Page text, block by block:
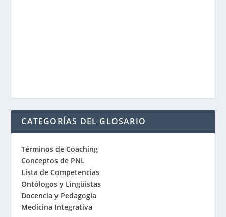
CATEGORÍAS DEL GLOSARIO
Términos de Coaching
Conceptos de PNL
Lista de Competencias
Ontólogos y Lingüistas
Docencia y Pedagogía
Medicina Integrativa